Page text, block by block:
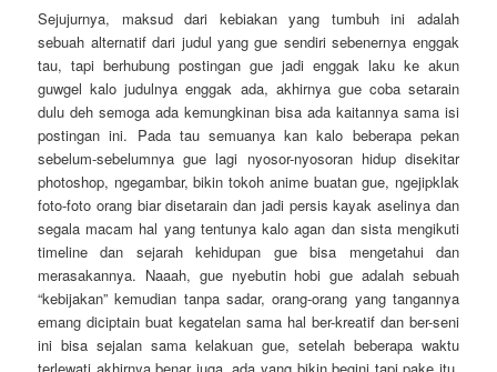
Sejujurnya, maksud dari kebiakan yang tumbuh ini adalah
sebuah alternatif dari judul yang gue sendiri sebenernya enggak
tau, tapi berhubung postingan gue jadi enggak laku ke akun
guwgel kalo judulnya enggak ada, akhirnya gue coba setarain
dulu deh semoga ada kemungkinan bisa ada kaitannya sama isi
postingan ini. Pada tau semuanya kan kalo beberapa pekan
sebelum-sebelumnya gue lagi nyosor-nyosoran hidup disekitar
photoshop, ngegambar, bikin tokoh anime buatan gue, ngejipklak
foto-foto orang biar disetarain dan jadi persis kayak aselinya dan
segala macam hal yang tentunya kalo agan dan sista mengikuti
timeline dan sejarah kehidupan gue bisa mengetahui dan
merasakannya. Naaah, gue nyebutin hobi gue adalah sebuah
“kebijakan” kemudian tanpa sadar, orang-orang yang tangannya
emang diciptain buat kegatelan sama hal ber-kreatif dan ber-seni
ini bisa sejalan sama kelakuan gue, setelah beberapa waktu